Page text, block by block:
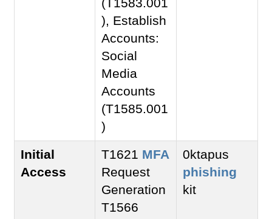
), Establish
Accounts:
Social
Media
Accounts
(T1585.001
)
Initial
Access
T1621 MFA
Request
Generation
T1566
0ktapus
phishing
kit